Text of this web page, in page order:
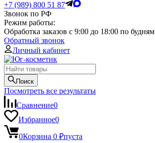
+7 (989) 800 51 87
Звонок по РФ
Режим работы:
Обработка заказов с 9:00 до 18:00 по будням
Обратный звонок
Личный кабинет
Поиск
Посмотреть все результаты
Сравнение0
Избранное0
0Корзина 0 ₽пуста